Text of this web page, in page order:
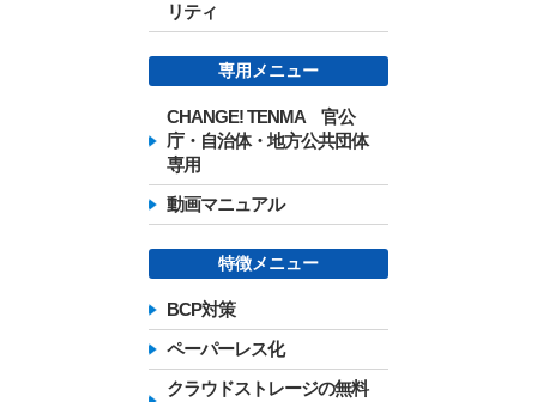
リティ
専用メニュー
CHANGE! TENMA 官公
庁・自治体・地方公共団体
専用
動画マニュアル
特徴メニュー
BCP対策
ペーパーレス化
クラウドストレージの無料